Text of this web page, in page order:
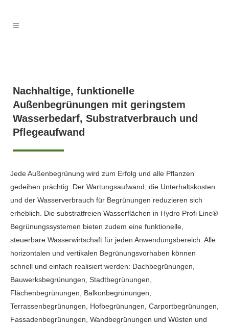
Nachhaltige, funktionelle
Außenbegrünungen mit geringstem
Wasserbedarf, Substratverbrauch und
Pflegeaufwand
Jede Außenbegrünung wird zum Erfolg und alle Pflanzen
gedeihen prächtig. Der Wartungsaufwand, die Unterhaltskosten
und der Wasserverbrauch für Begrü­nungen reduzieren sich
erheblich. Die substratfreien Wasserflächen in Hydro Profi Line®
Begrünungssystemen bieten zudem eine funktionelle,
steuerbare Wasserwirt­schaft für jeden Anwendungsbereich. Alle
horizontalen und vertikalen Begrünungsvorhaben können
schnell und einfach realisiert werden: Dachbegrünungen,
Bauwerksbegrünungen, Stadtbegrünungen,
Flächenbegrünungen, Balkonbegrünungen,
Terrassenbegrünungen, Hofbegrünungen, Carportbegrünungen,
Fassadenbegrünungen, Wandbegrünungen und Wüsten und